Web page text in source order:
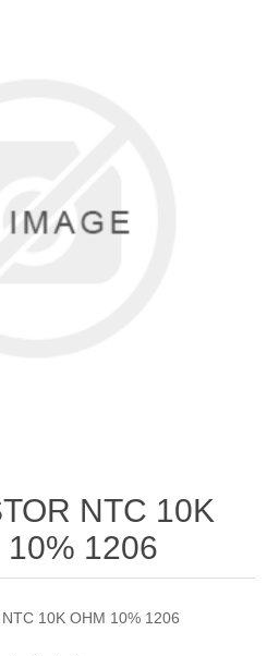
NTC 10K
1206-
10K OHM 10% 1206-